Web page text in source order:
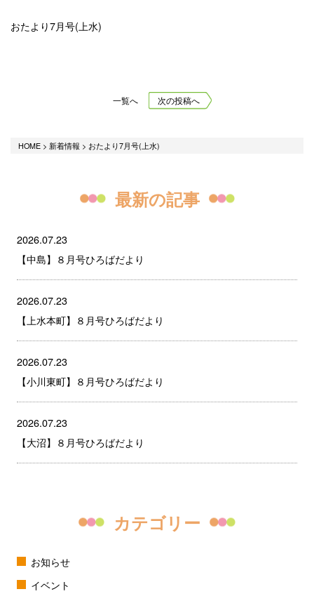
おたより7月号(上水)
一覧へ 次の投稿へ
HOME> 新着情報 > おたより7月号(上水)
最新の記事
2026.07.23
【中島】８月号ひろばだより
2026.07.23
【上水本町】８月号ひろばだより
2026.07.23
【小川東町】８月号ひろばだより
2026.07.23
【大沼】８月号ひろばだより
カテゴリー
お知らせ
イベント